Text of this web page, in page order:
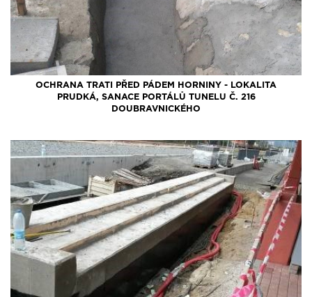
OCHRANA TRATI PŘED PÁDEM HORNINY - LOKALITA
PRUDKÁ, SANACE PORTÁLŮ TUNELU Č. 216
DOUBRAVNICKÉHO